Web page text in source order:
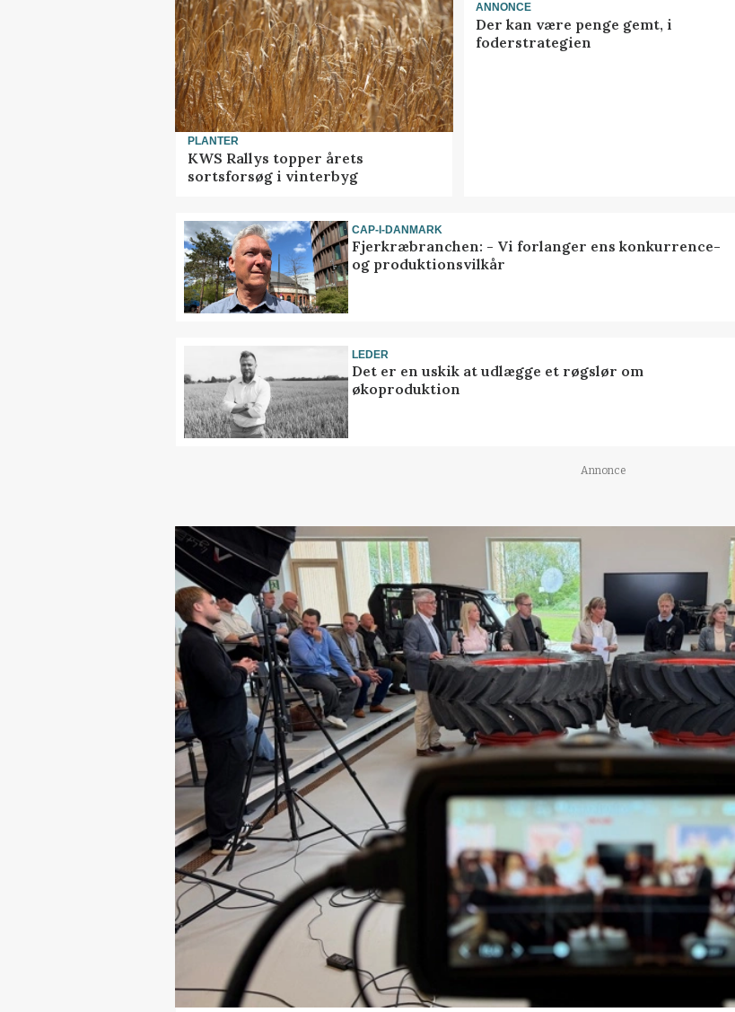
PLANTER
KWS Rallys topper årets
sortsforsøg i vinterbyg
ANNONCE
Der kan være penge gemt, i
foderstrategien
CAP-I-DANMARK
Fjerkræbranchen: - Vi forlanger ens konkurrence-
og produktionsvilkår
LEDER
Det er en uskik at udlægge et røgslør om
økoproduktion
Annonce